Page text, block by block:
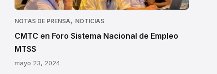
Nacional
de
MTSS
NOTAS DE PRENSA, NOTICIAS
CMTC en Foro Sistema Nacional de Empleo
MTSS
mayo 23, 2024